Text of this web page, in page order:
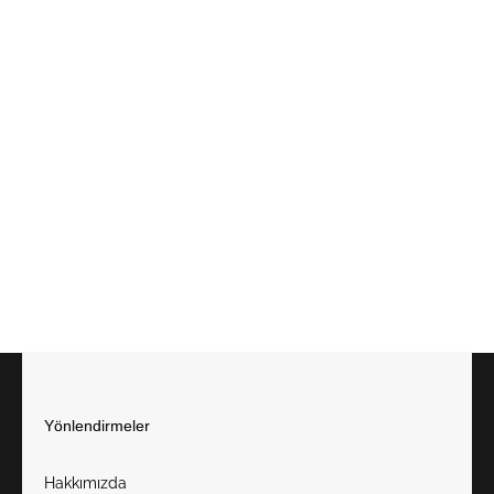
Yönlendirmeler
Hakkımızda